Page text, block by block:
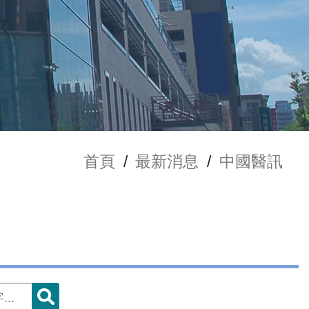
首頁 / 最新消息 / 中國醫訊